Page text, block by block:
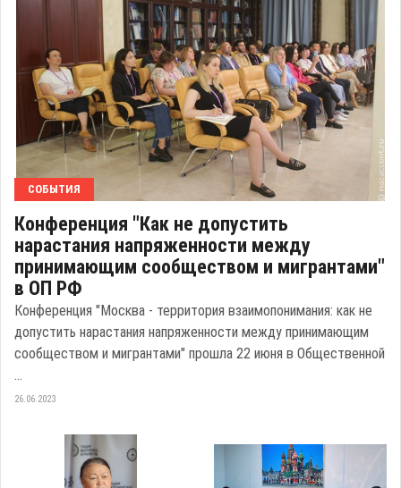
СОБЫТИЯ
Конференция "Как не допустить
нарастания напряженности между
принимающим сообществом и мигрантами"
в ОП РФ
Конференция "Москва - территория взаимопонимания: как не
допустить нарастания напряженности между принимающим
сообществом и мигрантами" прошла 22 июня в Общественной
...
26.06.2023